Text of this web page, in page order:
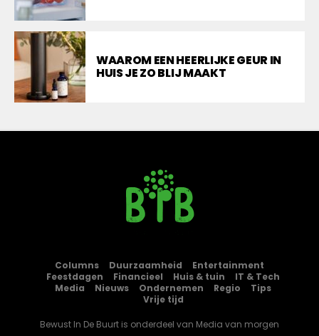
WAAROM EEN HEERLIJKE GEUR IN
HUIS JE ZO BLIJ MAAKT
Columns Duurzaamheid
Entertainment
Feestdagen
Financieel Huis & tuin
IT & Tech
Media
Nieuws Ondernemen Regio
Tips
Vrije tijd
Bewust In De Buurt is onderdeel van Media van morgen